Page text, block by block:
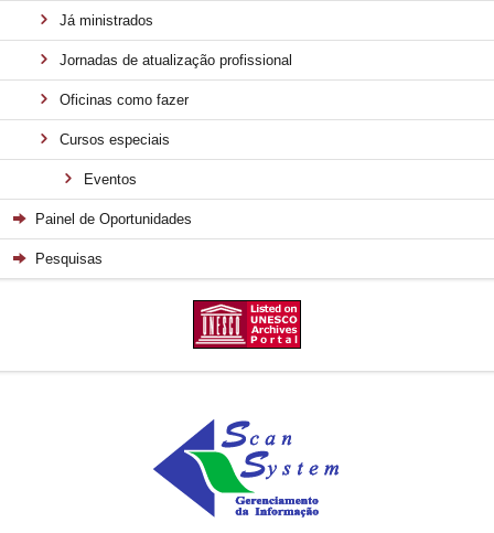
Já ministrados
Jornadas de atualização profissional
Oficinas como fazer
Cursos especiais
Eventos
Painel de Oportunidades
Pesquisas